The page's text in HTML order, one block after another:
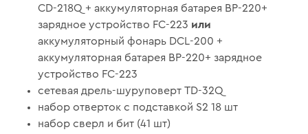
CD-218Q + аккумуляторная батарея BP-220+
зарядное устройство FC-223 или
аккумуляторный фонарь DCL-200 +
аккумуляторная батарея BP-220+ зарядное
устройство FC-223
сетевая дрель-шуруповерт TD-32Q
набор отверток с подставкой S2 18 шт
набор сверл и бит (41 шт)